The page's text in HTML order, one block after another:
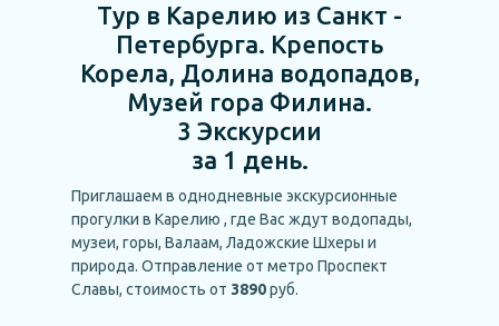
Тур в Карелию из Санкт -
Петербурга. Крепость
Корела, Долина водопадов,
Музей гора Филина.
3 Экскурсии
за 1 день.
Приглашаем в однодневные экскурсионные
прогулки в Карелию , где Вас ждут водопады,
музеи, горы, Валаам, Ладожские Шхеры и
природа. Отправление от метро Проспект
Славы, стоимость от 3890руб.